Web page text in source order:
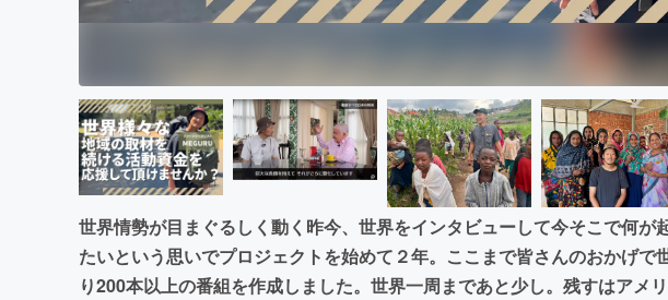
世界情勢が目まぐるしく動く昨今、世界をインタビューして今そこで何が
たいという思いでプロジェクトを始めて２年。ここまで皆さんのおかげで
り200本以上の番組を作成しました。世界一周まであと少し。残すはアメ